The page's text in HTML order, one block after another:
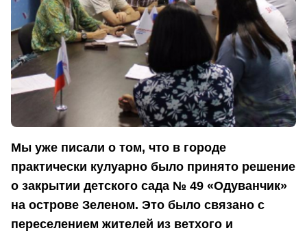
Мы уже писали о том, что в городе
практически кулуарно было принято решение
о закрытии детского сада № 49 «Одуванчик»
на острове Зеленом. Это было связано с
переселением жителей из ветхого и